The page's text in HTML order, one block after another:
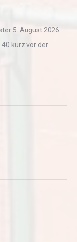
5. August 2026
40 kurz vor der